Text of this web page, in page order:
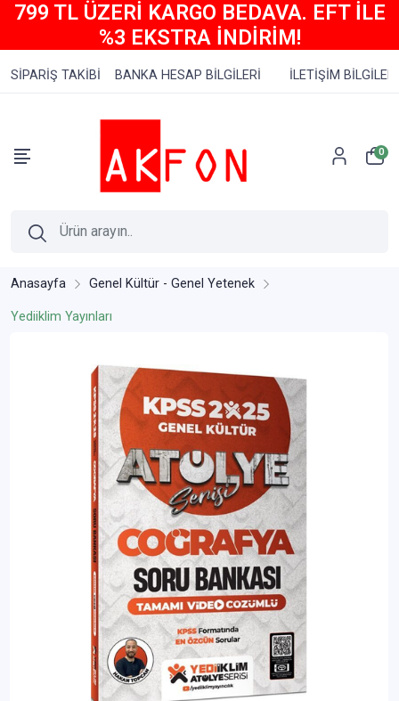
799 TL ÜZERİ KARGO BEDAVA. EFT İLE
%3 EKSTRA İNDİRİM!
SİPARİŞ TAKİBİ BANKA HESAP BİLGİLERİ İLETİŞİM BİLGİLERİ
0
Anasayfa Genel Kültür - Genel Yetenek
Yediiklim Yayınları